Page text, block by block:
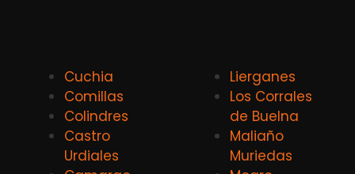
Cuchia
Comillas
Colindres
Castro
Urdiales
Lierganes
Los Corrales
de Buelna
Maliaño
Muriedas